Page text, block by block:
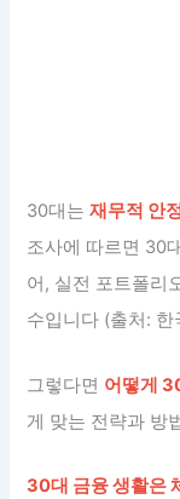
30대는재무적 안
조사에 따르면 30
어, 실전 포트폴리
수입니다 (출처:
그렇다면 어떻게
게 맞는 전략과 방
30대 금융 생활은